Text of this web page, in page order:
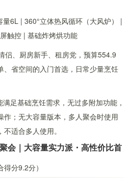
6L | 360°立体热风循环（大风炉） |
触控 | 基础炸烤烘功能
侣、厨房新手、租房党，预算554.9
、省空间的入门首选，日常少量烹饪
足基础烹饪需求，无过多附加功能，
作；无大容量版本，多人聚会时使用
适合多人使用。
会｜大容量实力派・高性价比首
分9.2分）